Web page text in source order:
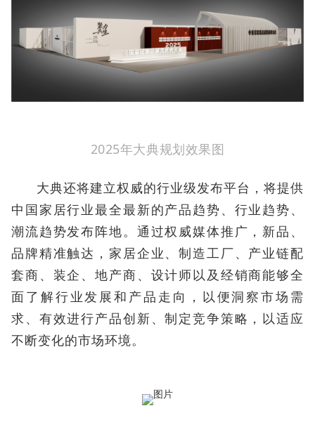
2025年大典规划效果图
大典还将建立权威的行业级发布平台，将提供
中国家居行业最全最新的产品趋势、行业趋势、
潮流趋势发布阵地。通过权威媒体推广，新品、
品牌精准触达，家居企业、制造工厂、产业链配
套商、装企、地产商、设计师以及经销商能够全
面了解行业发展和产品走向，以便洞察市场需
求、有效进行产品创新、制定竞争策略，以适应
不断变化的市场环境。